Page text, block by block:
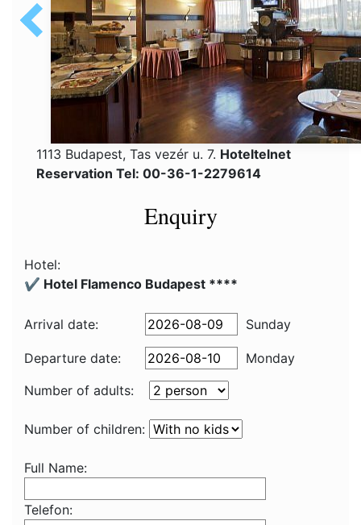
1113 Budapest, Tas vezér u. 7. Hoteltelnet
Reservation Tel: 00-36-1-2279614
Enquiry
Hotel:
✔️ Hotel Flamenco Budapest ****
Arrival date: Sunday
Departure date:
Monday
Number of adults:
Number of children:
Full Name:
Telefon: